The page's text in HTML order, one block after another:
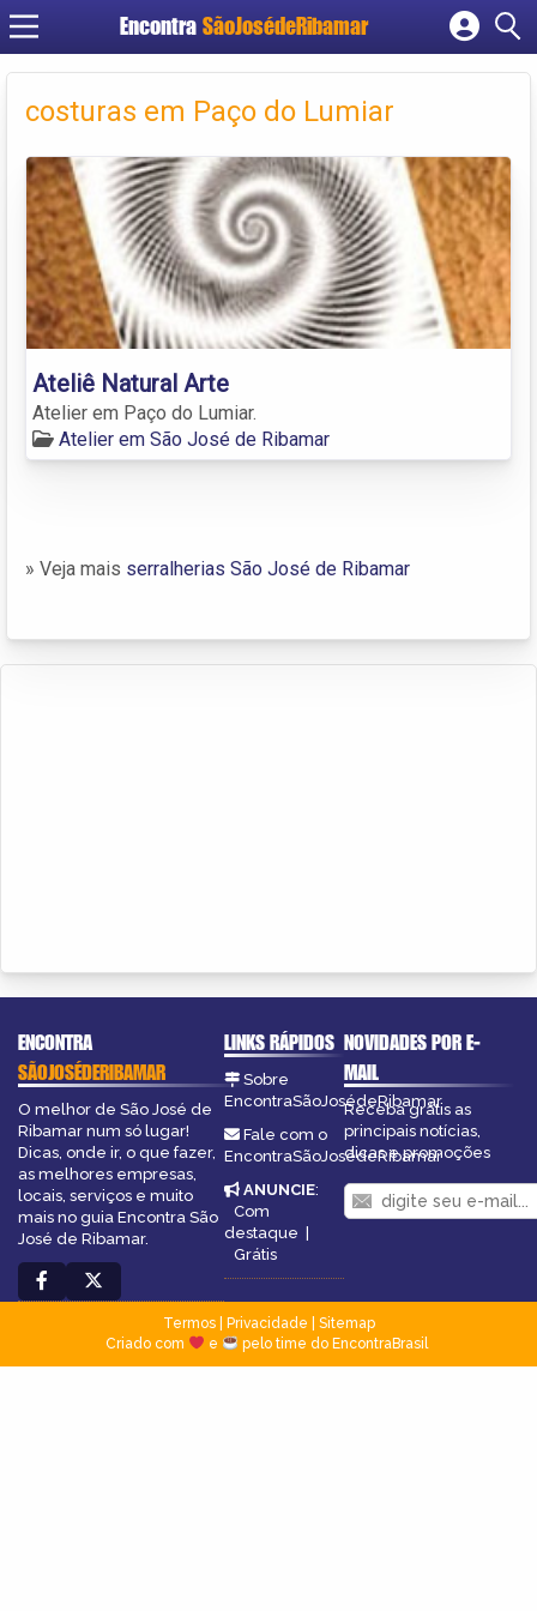
Encontra SãoJosédeRibamar
Cadastrar empresa
Criar conta
costuras em Paço do Lumiar
Ateliê Natural Arte
Atelier em Paço do Lumiar.
Atelier em São José de Ribamar
» Veja mais serralherias São José de Ribamar
ENCONTRA
SÃOJOSÉDERIBAMAR
O melhor de São José de
Ribamar num só lugar!
Dicas, onde ir, o que fazer,
as melhores empresas,
locais, serviços e muito
mais no guia Encontra São
José de Ribamar.
LINKS RÁPIDOS
Sobre
EncontraSãoJosédeRibamar
Fale com o
EncontraSãoJosédeRibamar
ANUNCIE:
Com
destaque |
Grátis
NOVIDADES POR E-
MAIL
Receba grátis as
principais notícias,
dicas e promoções
Termos| Privacidade
Sitemap
Criado com
e pelo time do EncontraBrasil